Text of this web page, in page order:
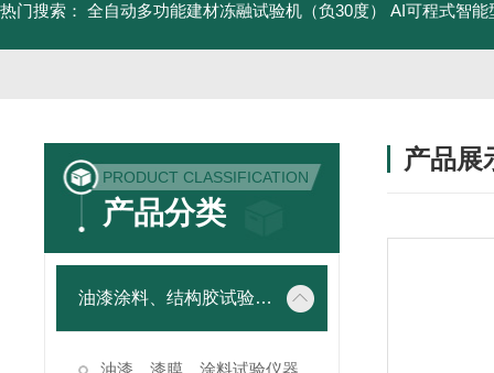
热门搜索： 全自动多功能建材冻融试验机（负30度） AI可程式智能
PRODUCT CLASSIFICATION
产品分类
油漆涂料、结构胶试验仪器
油漆、漆膜、涂料试验仪器
产品展